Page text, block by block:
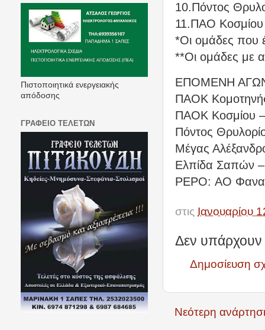
10.Πόντος
11.ΠΑΟ
*Οι ομάδες που
**Οι ομάδες με
EΠΟΜΕΝΗ
ΠΑΟΚ
ΠΑΟΚ Κοσμίου –
Πόντος
Μέγας
Ελπίδα Σαπών
ΡEPO: ΑΟ
στις Ιανουαρίου
Δεν υπάρχουν
Δημοσίευση
Νεότερη
Πιστοποιητικά ενεργειακής
απόδοσης
ΓΡΑΦΕΙΟ ΤΕΛΕΤΩΝ